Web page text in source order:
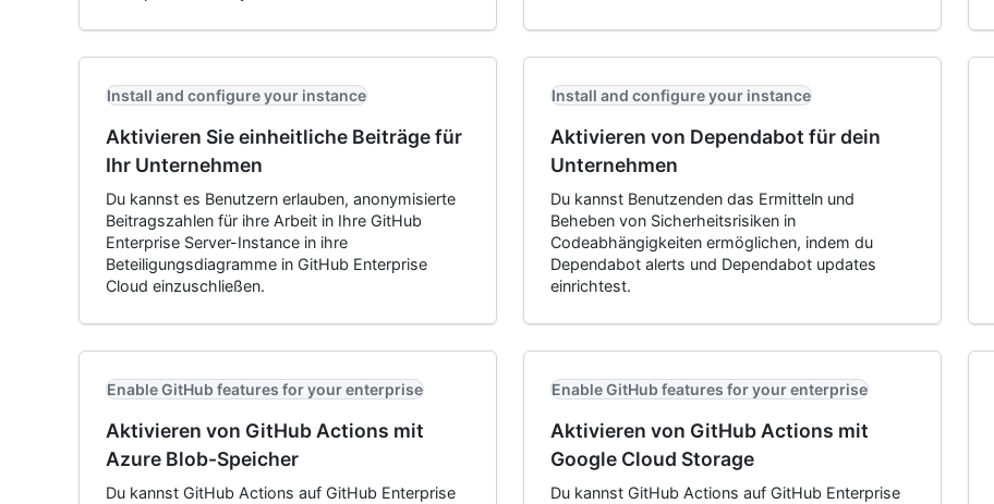
Install and configure your instance
Aktivieren Sie einheitliche Beiträge für
Ihr Unternehmen
Du kannst es Benutzern erlauben, anonymisierte
Beitragszahlen für ihre Arbeit in Ihre GitHub
Enterprise Server-Instance in ihre
Beteiligungsdiagramme in GitHub Enterprise
Cloud einzuschließen.
Install and configure your instance
Aktivieren von Dependabot für dein
Unternehmen
Du kannst Benutzenden das Ermitteln und
Beheben von Sicherheitsrisiken in
Codeabhängigkeiten ermöglichen, indem du
Dependabot alerts und Dependabot updates
einrichtest.
Enable GitHub features for your enterprise
Aktivieren von GitHub Actions mit
Azure Blob-Speicher
Du kannst GitHub Actions auf GitHub Enterprise
Enable GitHub features for your enterprise
Aktivieren von GitHub Actions mit
Google Cloud Storage
Du kannst GitHub Actions auf GitHub Enterprise